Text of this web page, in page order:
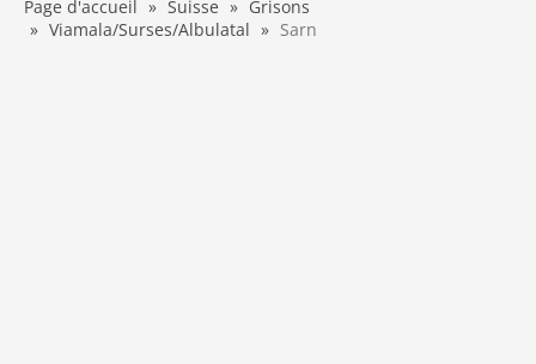
Page d'accueil Suisse
Grisons
Viamala/Surses/Albulatal
Sarn